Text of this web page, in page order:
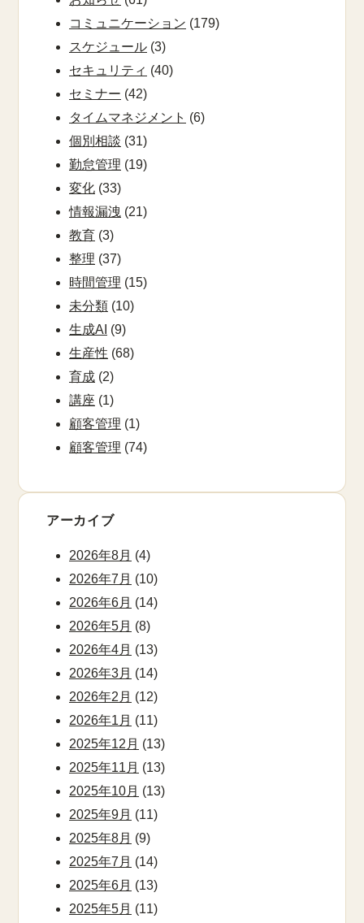
コミュニケーション (179)
スケジュール (3)
セキュリティ (40)
セミナー (42)
タイムマネジメント (6)
個別相談 (31)
勤怠管理 (19)
変化 (33)
情報漏洩 (21)
教育 (3)
整理 (37)
時間管理 (15)
未分類 (10)
生成AI (9)
生産性 (68)
育成 (2)
講座 (1)
顧客管理 (1)
顧客管理 (74)
アーカイブ
2026年8月 (4)
2026年7月 (10)
2026年6月 (14)
2026年5月 (8)
2026年4月 (13)
2026年3月 (14)
2026年2月 (12)
2026年1月 (11)
2025年12月 (13)
2025年11月 (13)
2025年10月 (13)
2025年9月 (11)
2025年8月 (9)
2025年7月 (14)
2025年6月 (13)
2025年5月 (11)